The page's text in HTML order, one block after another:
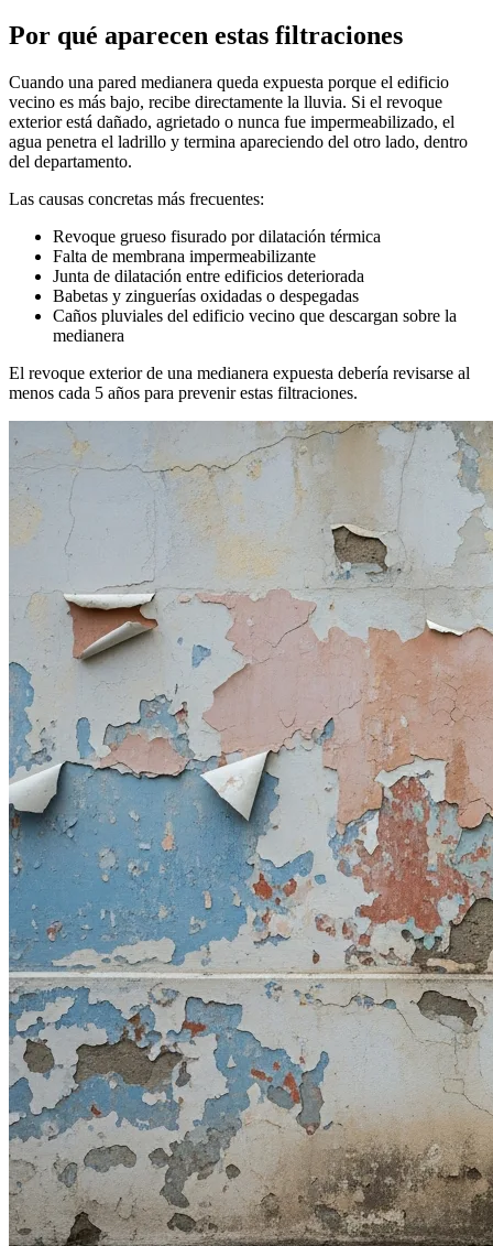
Por qué aparecen estas filtraciones
Cuando una pared medianera queda expuesta porque el edificio
vecino es más bajo, recibe directamente la lluvia. Si el revoque
exterior está dañado, agrietado o nunca fue impermeabilizado, el
agua penetra el ladrillo y termina apareciendo del otro lado, dentro
del departamento.
Las causas concretas más frecuentes:
Revoque grueso fisurado por dilatación térmica
Falta de membrana impermeabilizante
Junta de dilatación entre edificios deteriorada
Babetas y zinguerías oxidadas o despegadas
Caños pluviales del edificio vecino que descargan sobre la
medianera
El revoque exterior de una medianera expuesta debería revisarse al
menos cada 5 años para prevenir estas filtraciones.